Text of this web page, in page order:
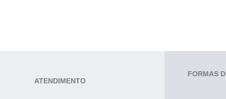
ATENDIMENTO
FORMAS